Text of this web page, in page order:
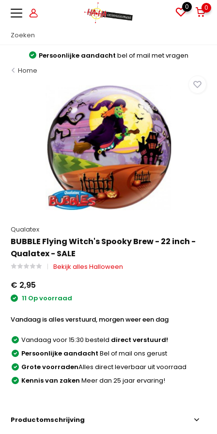
0 0
Persoonlijke aandacht bel of mail met vragen
Home
Qualatex
BUBBLE Flying Witch's Spooky Brew - 22 inch -
Qualatex - SALE
Bekijk alles Halloween
€ 2,95
11 Op voorraad
Vandaag is alles verstuurd, morgen weer een dag
Vandaag voor 15:30 besteld direct verstuurd!
Persoonlijke aandacht Bel of mail ons gerust
Grote voorradenAlles direct leverbaar uit voorraad
Kennis van zaken Meer dan 25 jaar ervaring!
Productomschrijving